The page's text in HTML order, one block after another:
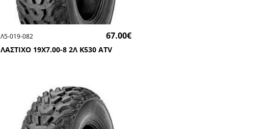
ΛΑΣΤΙΧΟ 19Χ7.00-8 2Λ Κ530 ATV
Λ5-019-082 67.00€